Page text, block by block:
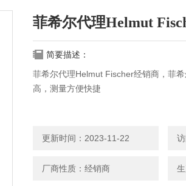
菲希尔代理Helmut
简要描述：
菲希尔代理Helmut Fischer经销商，菲
高，测量方便快捷
更新时间：2023-11-22
厂商性质：经销商